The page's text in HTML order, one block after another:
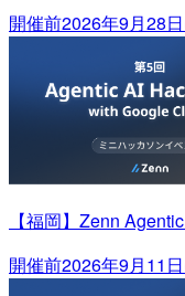
開催前2026年9月28
【福岡】Zenn
開催前2026年9月11